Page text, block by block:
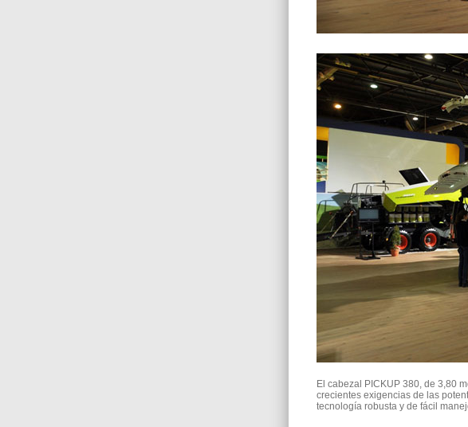
El cabezal PICKUP 380, de 3,80
crecientes exigencias de las
tecnología robusta y de fácil